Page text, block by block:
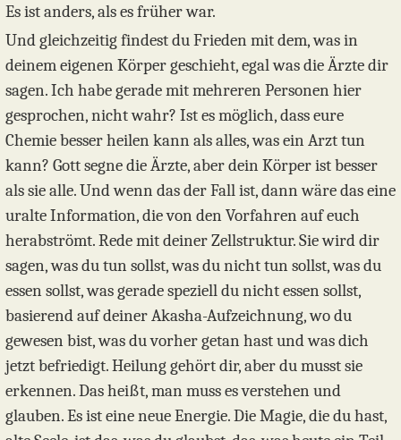
Es ist anders, als es früher war.
Und gleichzeitig findest du Frieden mit dem, was in
deinem eigenen Körper geschieht, egal was die Ärzte dir
sagen. Ich habe gerade mit mehreren Personen hier
gesprochen, nicht wahr? Ist es möglich, dass eure
Chemie besser heilen kann als alles, was ein Arzt tun
kann? Gott segne die Ärzte, aber dein Körper ist besser
als sie alle. Und wenn das der Fall ist, dann wäre das eine
uralte Information, die von den Vorfahren auf euch
herabströmt. Rede mit deiner Zellstruktur. Sie wird dir
sagen, was du tun sollst, was du nicht tun sollst, was du
essen sollst, was gerade speziell du nicht essen sollst,
basierend auf deiner Akasha-Aufzeichnung, wo du
gewesen bist, was du vorher getan hast und was dich
jetzt befriedigt. Heilung gehört dir, aber du musst sie
erkennen. Das heißt, man muss es verstehen und
glauben. Es ist eine neue Energie. Die Magie, die du hast,